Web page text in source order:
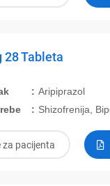
28 Tableta
Aripiprazol
Shizofrenija,
za pacijenta